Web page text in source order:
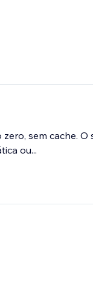
sem cache. O
ou...